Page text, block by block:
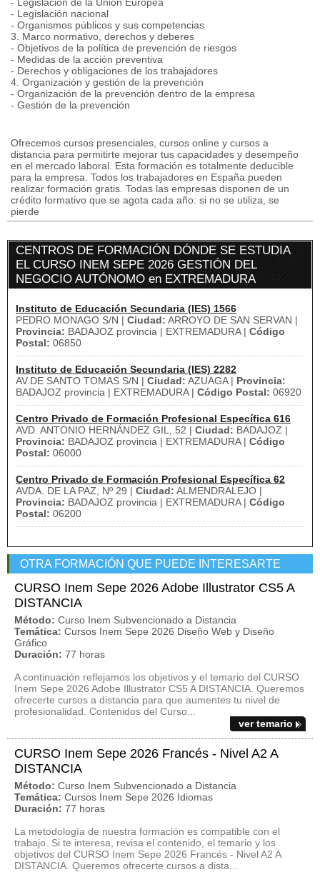
- Legislación nacional
- Organismos públicos y sus competencias
3. Marco normativo, derechos y deberes
- Objetivos de la política de prevención de riesgos
- Medidas de la acción preventiva
- Derechos y obligaciones de los trabajadores
4. Organización y gestión de la prevención
- Organización de la prevención dentro de la empresa
- Gestión de la prevención
Ofrecemos cursos presenciales, cursos online y cursos a
distancia para permitirte mejorar tus capacidades y desempeño
en el mercado laboral. Esta formación es totalmente deducible
para la empresa. Todos los trabajadores en España pueden
realizar formación gratis. Todas las empresas disponen de un
crédito formativo que se agota cada año: si no se utiliza, se
pierde
CENTROS DE FORMACIÓN DÓNDE SE ESTUDIA
EL CURSO INEM SEPE 2026 GESTIÓN DEL
NEGOCIO AUTÓNOMO en EXTREMADURA
Instituto de Educación Secundaria (IES) 1566
PEDRO MONAGO S/N | Ciudad: ARROYO DE SAN SERVAN |
Provincia: BADAJOZ provincia | EXTREMADURA | Código
Postal: 06850
Instituto de Educación Secundaria (IES) 2282
AV.DE SANTO TOMAS S/N | Ciudad: AZUAGA | Provincia:
BADAJOZ provincia | EXTREMADURA | Código Postal: 06920
Centro Privado de Formación Profesional Específica 616
AVD. ANTONIO HERNÁNDEZ GIL, 52 | Ciudad: BADAJOZ |
Provincia: BADAJOZ provincia | EXTREMADURA | Código
Postal: 06000
Centro Privado de Formación Profesional Específica 62
AVDA. DE LA PAZ, Nº 29 | Ciudad: ALMENDRALEJO |
Provincia: BADAJOZ provincia | EXTREMADURA | Código
Postal: 06200
OTRA FORMACIÓN QUE PUEDE INTERESARTE
CURSO Inem Sepe 2026 Adobe Illustrator CS5 A
DISTANCIA
Método: Curso Inem Subvencionado a Distancia
Temática: Cursos Inem Sepe 2026 Diseño Web y Diseño
Gráfico
Duración: 77 horas
A continuación reflejamos los objetivos y el temario del CURSO
Inem Sepe 2026 Adobe Illustrator CS5 A DISTANCIA. Queremos
ofrecerte cursos a distancia para que aumentes tu nivel de
profesionalidad. Contenidos del Curso...
ver temario
CURSO Inem Sepe 2026 Francés - Nivel A2 A
DISTANCIA
Método: Curso Inem Subvencionado a Distancia
Temática: Cursos Inem Sepe 2026 Idiomas
Duración: 77 horas
La metodología de nuestra formación es compatible con el
trabajo. Si te interesa, revisa el contenido, el temario y los
objetivos del CURSO Inem Sepe 2026 Francés - Nivel A2 A
DISTANCIA. Queremos ofrecerte cursos a dista...